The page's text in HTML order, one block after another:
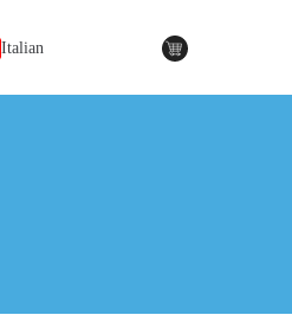
Italian